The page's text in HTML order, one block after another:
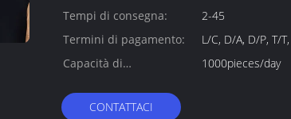
Tempi di consegna:
2-45
Termini di pagamento:
L/C, D/A, D/P, T/
Capacità di
1000pieces/day
CONTATTACI